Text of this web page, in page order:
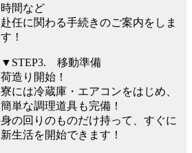
時間など
赴任に関わる手続きのご案内をしま
す！
▼STEP3. 移動準備
荷造り開始！
寮には冷蔵庫・エアコンをはじめ、
簡単な調理道具も完備！
身の回りのものだけ持って、すぐに
新生活を開始できます！